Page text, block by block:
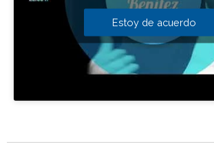
Estoy de acuerdo